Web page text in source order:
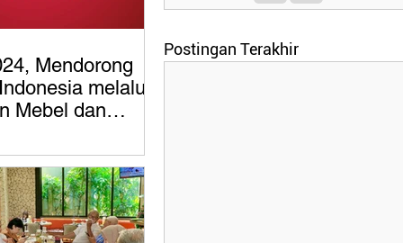
Mendorong
melalui
Mebel dan
Postingan Terakhir